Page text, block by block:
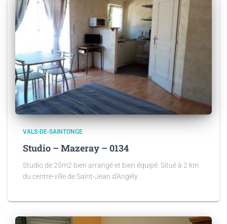
VALS-DE-SAINTONGE
Studio – Mazeray – 0134
Studio de 25m2 bien arrangé et bien équipé. Situé à 2 km
du centre-ville de Saint-Jean d'Angély.